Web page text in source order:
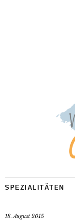
SPEZIALITÄTEN
18. August 2015